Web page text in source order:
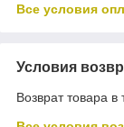
Все условия
Условия
Возврат товара в